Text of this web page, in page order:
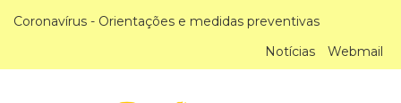
Coronavírus - Orientações e medidas preventivas
Notícias
Webmail